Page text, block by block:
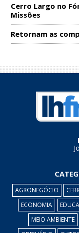
Cerro Largo no
Missões
Retornam as
AGRONEGÓCIO
ECONOMIA
MEIO AMBIENTE